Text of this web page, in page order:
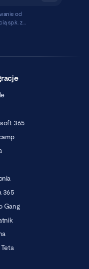
od
sp.k. z
365
365
Gang